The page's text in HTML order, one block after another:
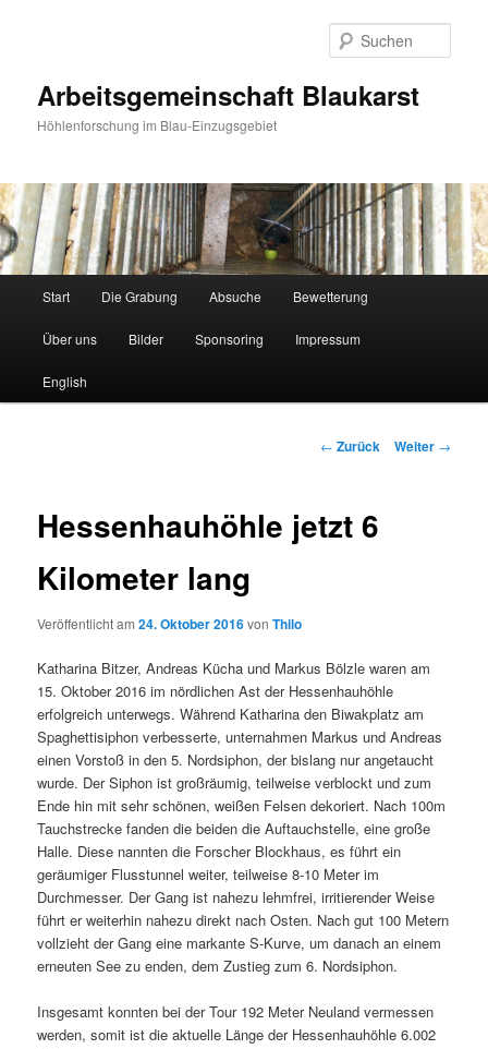
Arbeitsgemeinschaft Blaukarst
Höhlenforschung im Blau-Einzugsgebiet
Zum
Inhalt
wechseln
Start Die Grabung Absuche Bewetterung
Über uns Bilder Sponsoring Impressum
English
Beitrags-
← Zurück Weiter →
Hessenhauhöhle jetzt 6
Kilometer lang
Veröffentlicht am24. Oktober 2016vonThilo
Katharina Bitzer, Andreas Kücha und Markus Bölzle waren am
15. Oktober 2016 im nördlichen Ast der Hessenhauhöhle
erfolgreich unterwegs. Während Katharina den Biwakplatz am
Spaghettisiphon verbesserte, unternahmen Markus und Andreas
einen Vorstoß in den 5. Nordsiphon, der bislang nur angetaucht
wurde. Der Siphon ist großräumig, teilweise verblockt und zum
Ende hin mit sehr schönen, weißen Felsen dekoriert. Nach 100m
Tauchstrecke fanden die beiden die Auftauchstelle, eine große
Halle. Diese nannten die Forscher Blockhaus, es führt ein
geräumiger Flusstunnel weiter, teilweise 8-10 Meter im
Durchmesser. Der Gang ist nahezu lehmfrei, irritierender Weise
führt er weiterhin nahezu direkt nach Osten. Nach gut 100 Metern
vollzieht der Gang eine markante S-Kurve, um danach an einem
erneuten See zu enden, dem Zustieg zum 6. Nordsiphon.
Insgesamt konnten bei der Tour 192 Meter Neuland vermessen
werden, somit ist die aktuelle Länge der Hessenhauhöhle 6.002